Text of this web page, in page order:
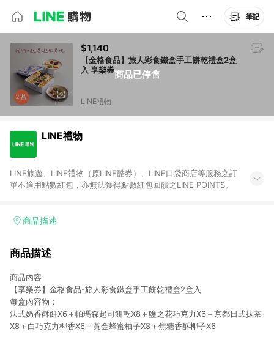
筆記
商品已停售
$1,140
【金格食品】旅人彩食鐵盒手工餅乾禮盒2盒
入 享樂券
LINE禮物
LINE禮物
LINE旅遊、LINE禮物（原LINE酷券）、LINE口袋商店等服務之訂
單不適用點數紅包，亦無法獲得點數紅包回饋之LINE POINTS。
商品描述
商品描述
商品內容
【享樂券】金格食品-旅人彩食鐵盒手工餅乾禮盒2盒入
每盒內容物：
法式奶香酥餅X6＋帕瑪森起司餅乾X8＋鹽之花巧克力X6＋京都日式抹茶
X8＋白巧克力椰香X6＋黃金蜂蜜柚子X8＋焦糖香酥椰子X6